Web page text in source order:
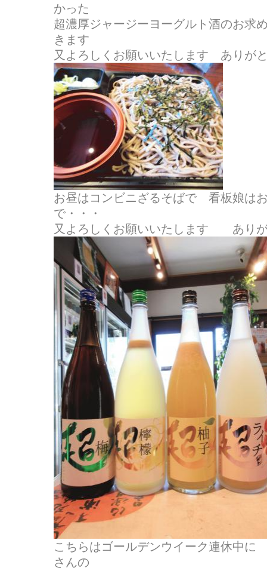
かった
超濃厚ジャージーヨーグルト酒のお
きます
又よろしくお願いいたします ありが
お昼はコンビニざるそばで 看板娘は
で・・・
又よろしくお願いいたします ありが
こちらはゴールデンウイーク連休中
さんの